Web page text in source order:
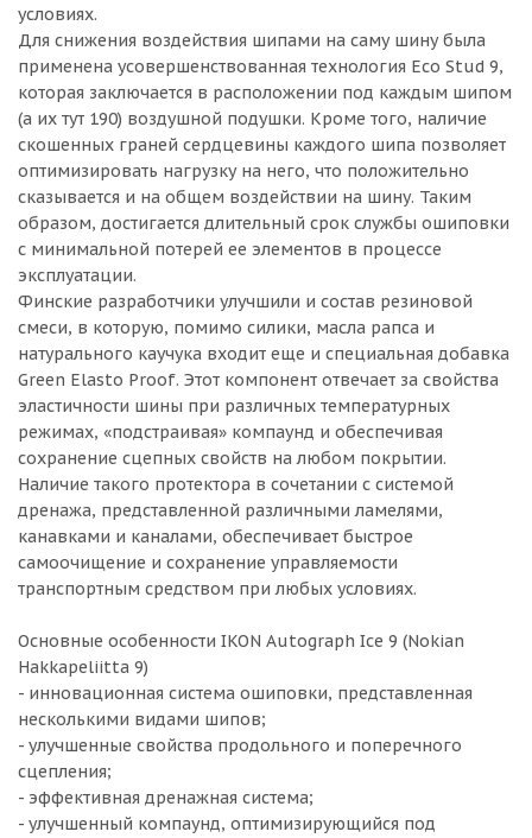
условиях.
Для снижения воздействия шипами на саму шину была
применена усовершенствованная технология Eco Stud 9,
которая заключается в расположении под каждым шипом
(а их тут 190) воздушной подушки. Кроме того, наличие
скошенных граней сердцевины каждого шипа позволяет
оптимизировать нагрузку на него, что положительно
сказывается и на общем воздействии на шину. Таким
образом, достигается длительный срок службы ошиповки
с минимальной потерей ее элементов в процессе
эксплуатации.
Финские разработчики улучшили и состав резиновой
смеси, в которую, помимо силики, масла рапса и
натурального каучука входит еще и специальная добавка
Green Elasto Proof. Этот компонент отвечает за свойства
эластичности шины при различных температурных
режимах, «подстраивая» компаунд и обеспечивая
сохранение сцепных свойств на любом покрытии.
Наличие такого протектора в сочетании с системой
дренажа, представленной различными ламелями,
канавками и каналами, обеспечивает быстрое
самоочищение и сохранение управляемости
транспортным средством при любых условиях.
Основные особенности IKON Autograph Ice 9 (Nokian
Hakkapeliitta 9)
- инновационная система ошиповки, представленная
несколькими видами шипов;
- улучшенные свойства продольного и поперечного
сцепления;
- эффективная дренажная система;
- улучшенный компаунд, оптимизирующийся под